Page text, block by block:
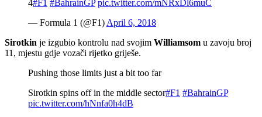
4#F1 #BahrainGP pic.twitter.com/mNRxDl6muC
— Formula 1 (@F1) April 6, 2018
Sirotkin je izgubio kontrolu nad svojim Williamsom u zavoju broj
11, mjestu gdje vozači rijetko griješe.
Pushing those limits just a bit too far
Sirotkin spins off in the middle sector#F1 #BahrainGP
pic.twitter.com/hNnfa0h4dB